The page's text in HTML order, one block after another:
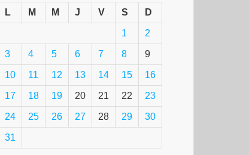
L
M M J V S D
1 2
3 4 5 6 7 8 9
10 11 12 13 14 15 16
17 18 19 20 21 22 23
24 25 26 27 28 29 30
31